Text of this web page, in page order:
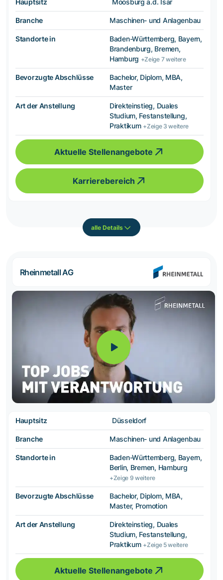
Hauptsitz Moosburg a.d. Isar
Branche Maschinen- und Anlagenbau
Standorte in
Baden-Württemberg, Bayern,
Brandenburg, Bremen,
Hamburg +Zeige 7 weitere
Bevorzugte Abschlüsse
Bachelor, Diplom, MBA,
Master
Art der Anstellung
Direkteinstieg, Duales
Studium, Festanstellung,
Praktikum +Zeige 3 weitere
Aktuelle Stellenangebote
Karrierebereich
alle Details
Rheinmetall AG
Hauptsitz Düsseldorf
Branche Maschinen- und Anlagenbau
Standorte in
Baden-Württemberg, Bayern,
Berlin, Bremen, Hamburg
+Zeige 9 weitere
Bevorzugte Abschlüsse
Bachelor, Diplom, MBA,
Master, Promotion
Art der Anstellung
Direkteinstieg, Duales
Studium, Festanstellung,
Praktikum +Zeige 5 weitere
Aktuelle Stellenangebote